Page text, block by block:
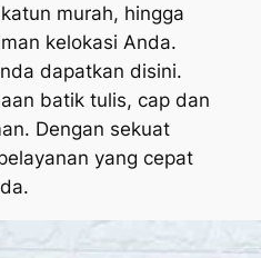
murah, hingga
kelokasi Anda.
dapatkan disini.
batik tulis, cap dan
Dengan sekuat
yang cepat